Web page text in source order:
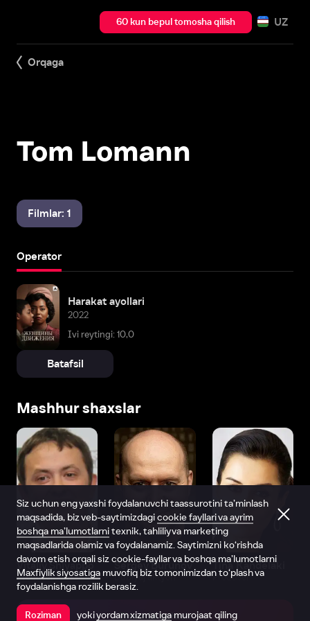
60 kun bepul tomosha qilish UZ
Orqaga
Tom Lomann
Filmlar: 1
Operator
Harakat ayollari
2022
Ivi reytingi: 10,0
Batafsil
Mashhur shaxslar
Vitaliy Shlyappo
Produser
Sergey Burunov
Dublyaj aktyori
Tina Kandelaki
Produser
Ilovada ochish
Siz uchun eng yaxshi foydalanuvchi taassurotini ta’minlash
maqsadida, biz veb-saytimizdagicookie fayllari va ayrim
boshqa ma’lumotlarnitexnik, tahliliy va marketing
maqsadlarida olamiz va foydalanamiz. Saytimizni ko‘rishda
davom etish orqali siz cookie-fayllar va boshqa ma’lumotlarni
Maxfiylik siyosatiga muvofiq biz tomonimizdan to‘plash va
foydalanishga rozilik berasiz.
Roziman yokiyordam xizmatiga murojaat qiling